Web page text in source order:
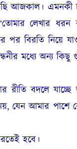
আজকাল। এমনকী
লেখার ধরন
পর বিরতি নিয়ে
মধ্যে অন্য
বদলে যাচ্ছে
যেন আমার পাশে
হবে।